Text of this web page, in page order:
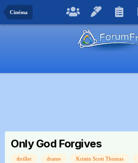
Cinéma
Only God Forgives
thriller drame Kristin Scott Thomas